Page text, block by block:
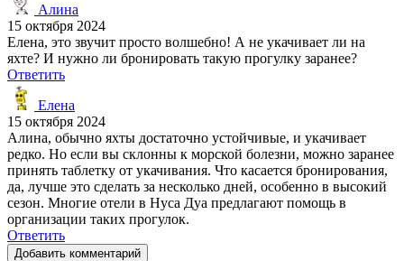
Алина
15 октября 2024
Елена, это звучит просто волшебно! А не укачивает ли на
яхте? И нужно ли бронировать такую прогулку заранее?
Ответить
Елена
15 октября 2024
Алина, обычно яхты достаточно устойчивые, и укачивает
редко. Но если вы склонны к морской болезни, можно заранее
принять таблетку от укачивания. Что касается бронирования,
да, лучше это сделать за несколько дней, особенно в высокий
сезон. Многие отели в Нуса Дуа предлагают помощь в
организации таких прогулок.
Ответить
Добавить комментарий